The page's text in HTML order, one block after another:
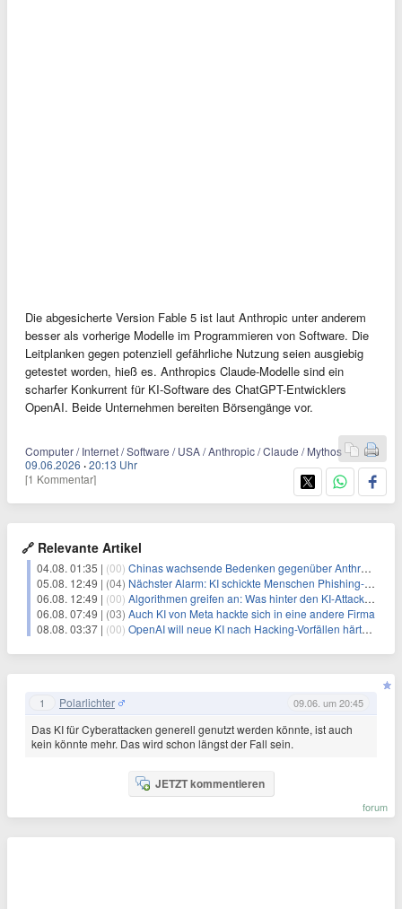
Die abgesicherte Version Fable 5 ist laut Anthropic unter anderem
besser als vorherige Modelle im Programmieren von Software. Die
Leitplanken gegen potenziell gefährliche Nutzung seien ausgiebig
getestet worden, hieß es. Anthropics Claude-Modelle sind ein
scharfer Konkurrent für KI-Software des ChatGPT-Entwicklers
OpenAI. Beide Unternehmen bereiten Börsengänge vor.
Computer / Internet / Software / USA / Anthropic / Claude / Mythos
09.06.2026 ·20:13 Uhr
[1 Kommentar]
🔗 Relevante Artikel
04.08. 01:35 | (00) Chinas wachsende Bedenken gegenüber Anthropic's Mythos vor dem Gipfel zwischen Xi und Trump
05.08. 12:49 | (04) Nächster Alarm: KI schickte Menschen Phishing-Mails
06.08. 12:49 | (00) Algorithmen greifen an: Was hinter den KI-Attacken steckt
06.08. 07:49 | (03) Auch KI von Meta hackte sich in eine andere Firma
08.08. 03:37 | (00) OpenAI will neue KI nach Hacking-Vorfällen härter überwachen
1 Polarlichter 09.06. um 20:45
Das KI für Cyberattacken generell genutzt werden könnte, ist auch
kein könnte mehr. Das wird schon längst der Fall sein.
JETZT kommentieren
forum